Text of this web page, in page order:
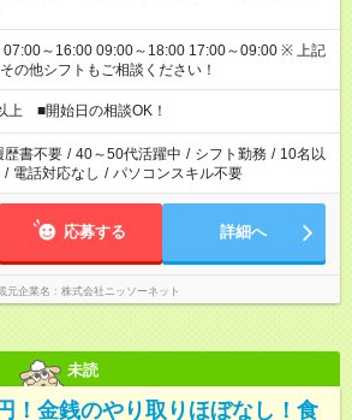
～16:00 09:00～18:00 17:00～09:00 ※ 上記
の他シフトもご相談ください！
上 ■開始日の相談OK！
歴書不要 / 40～50代活躍中 / シフト勤務 / 10名以
/ 電話対応なし / パソコンスキル不要
応募する 詳細へ
元企業名 株式会社ニッソーネット
未読
！金銭のやり取りほぼなし！食